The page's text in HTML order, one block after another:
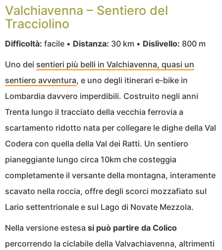
Valchiavenna – Sentiero del
Tracciolino
Difficoltà: facile • Distanza: 30 km • Dislivello: 800 m
Uno dei sentieri più belli in Valchiavenna, quasi un
sentiero avventura, e uno degli itinerari e-bike in
Lombardia davvero imperdibili. Costruito negli anni
Trenta lungo il tracciato della vecchia ferrovia a
scartamento ridotto nata per collegare le dighe della Val
Codera con quella della Val dei Ratti. Un sentiero
pianeggiante lungo circa 10km che costeggia
completamente il versante della montagna, interamente
scavato nella roccia, offre degli scorci mozzafiato sul
Lario settentrionale e sul Lago di Novate Mezzola.
Nella versione estesa si può partire da Colico
percorrendo la ciclabile della Valvachiavenna, altrimenti